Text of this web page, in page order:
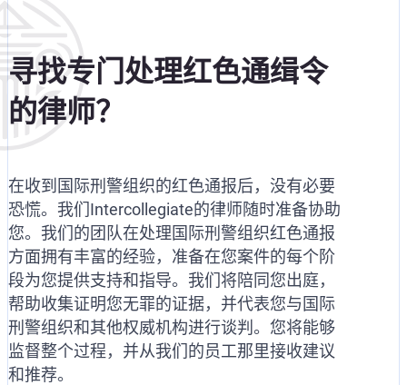
寻找专门处理红色通缉令
的律师？
在收到国际刑警组织的红色通报后，没有必要
恐慌。我们Intercollegiate的律师随时准备协助
您。我们的团队在处理国际刑警组织红色通报
方面拥有丰富的经验，准备在您案件的每个阶
段为您提供支持和指导。我们将陪同您出庭，
帮助收集证明您无罪的证据，并代表您与国际
刑警组织和其他权威机构进行谈判。您将能够
监督整个过程，并从我们的员工那里接收建议
和推荐。